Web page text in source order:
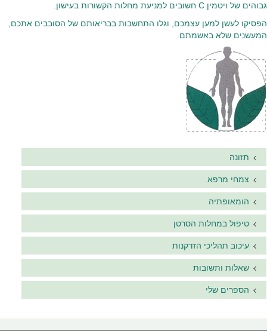
גבוהים של ויטמין C חשובים למניעת מחלות הקשורות בעישון.
הפסיקו לעשן למען עצמכם, וגלו התחשבות בבריאותם של הסובבים אתכם,
המעשנים שלא באשמתם.
תזונה
צמחי מרפא
הומאופתיה
טיפול במחלות הסרטן
עיכוב תהליכי הזדקנות
שאלות ותשובות
הספרים שלי